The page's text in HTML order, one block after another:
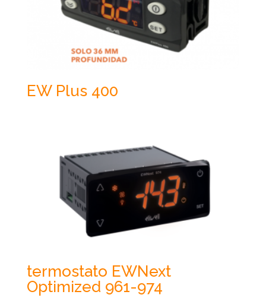
EW Plus 400
termostato EWNext
Optimized 961-974